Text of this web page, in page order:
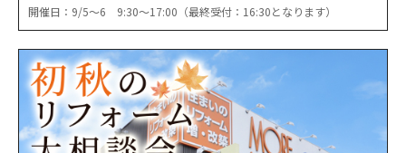
開催日：9/5〜6 9:30〜17:00（最終受付：16:30となります）